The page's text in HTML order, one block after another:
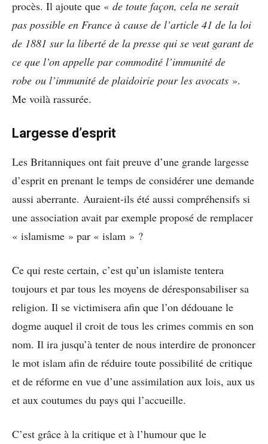
procès. Il ajoute que « de toute façon, cela ne serait
pas possible en France à cause de l’article 41 de la loi
de 1881 sur la liberté de la presse qui se veut garant de
ce que l’on appelle par commodité l’immunité de
robe ou l’immunité de plaidoirie pour les avocats ».
Me voilà rassurée.
Largesse d’esprit
Les Britanniques ont fait preuve d’une grande largesse
d’esprit en prenant le temps de considérer une demande
aussi aberrante. Auraient-ils été aussi compréhensifs si
une association avait par exemple proposé de remplacer
« islamisme » par « islam » ?
Ce qui reste certain, c’est qu’un islamiste tentera
toujours et par tous les moyens de déresponsabiliser sa
religion. Il se victimisera afin que l’on dédouane le
dogme auquel il croit de tous les crimes commis en son
nom. Il ira jusqu’à tenter de nous interdire de prononcer
le mot islam afin de réduire toute possibilité de critique
et de réforme en vue d’une assimilation aux lois, aux us
et aux coutumes du pays qui l’accueille.
C’est grâce à la critique et à l’humour que le